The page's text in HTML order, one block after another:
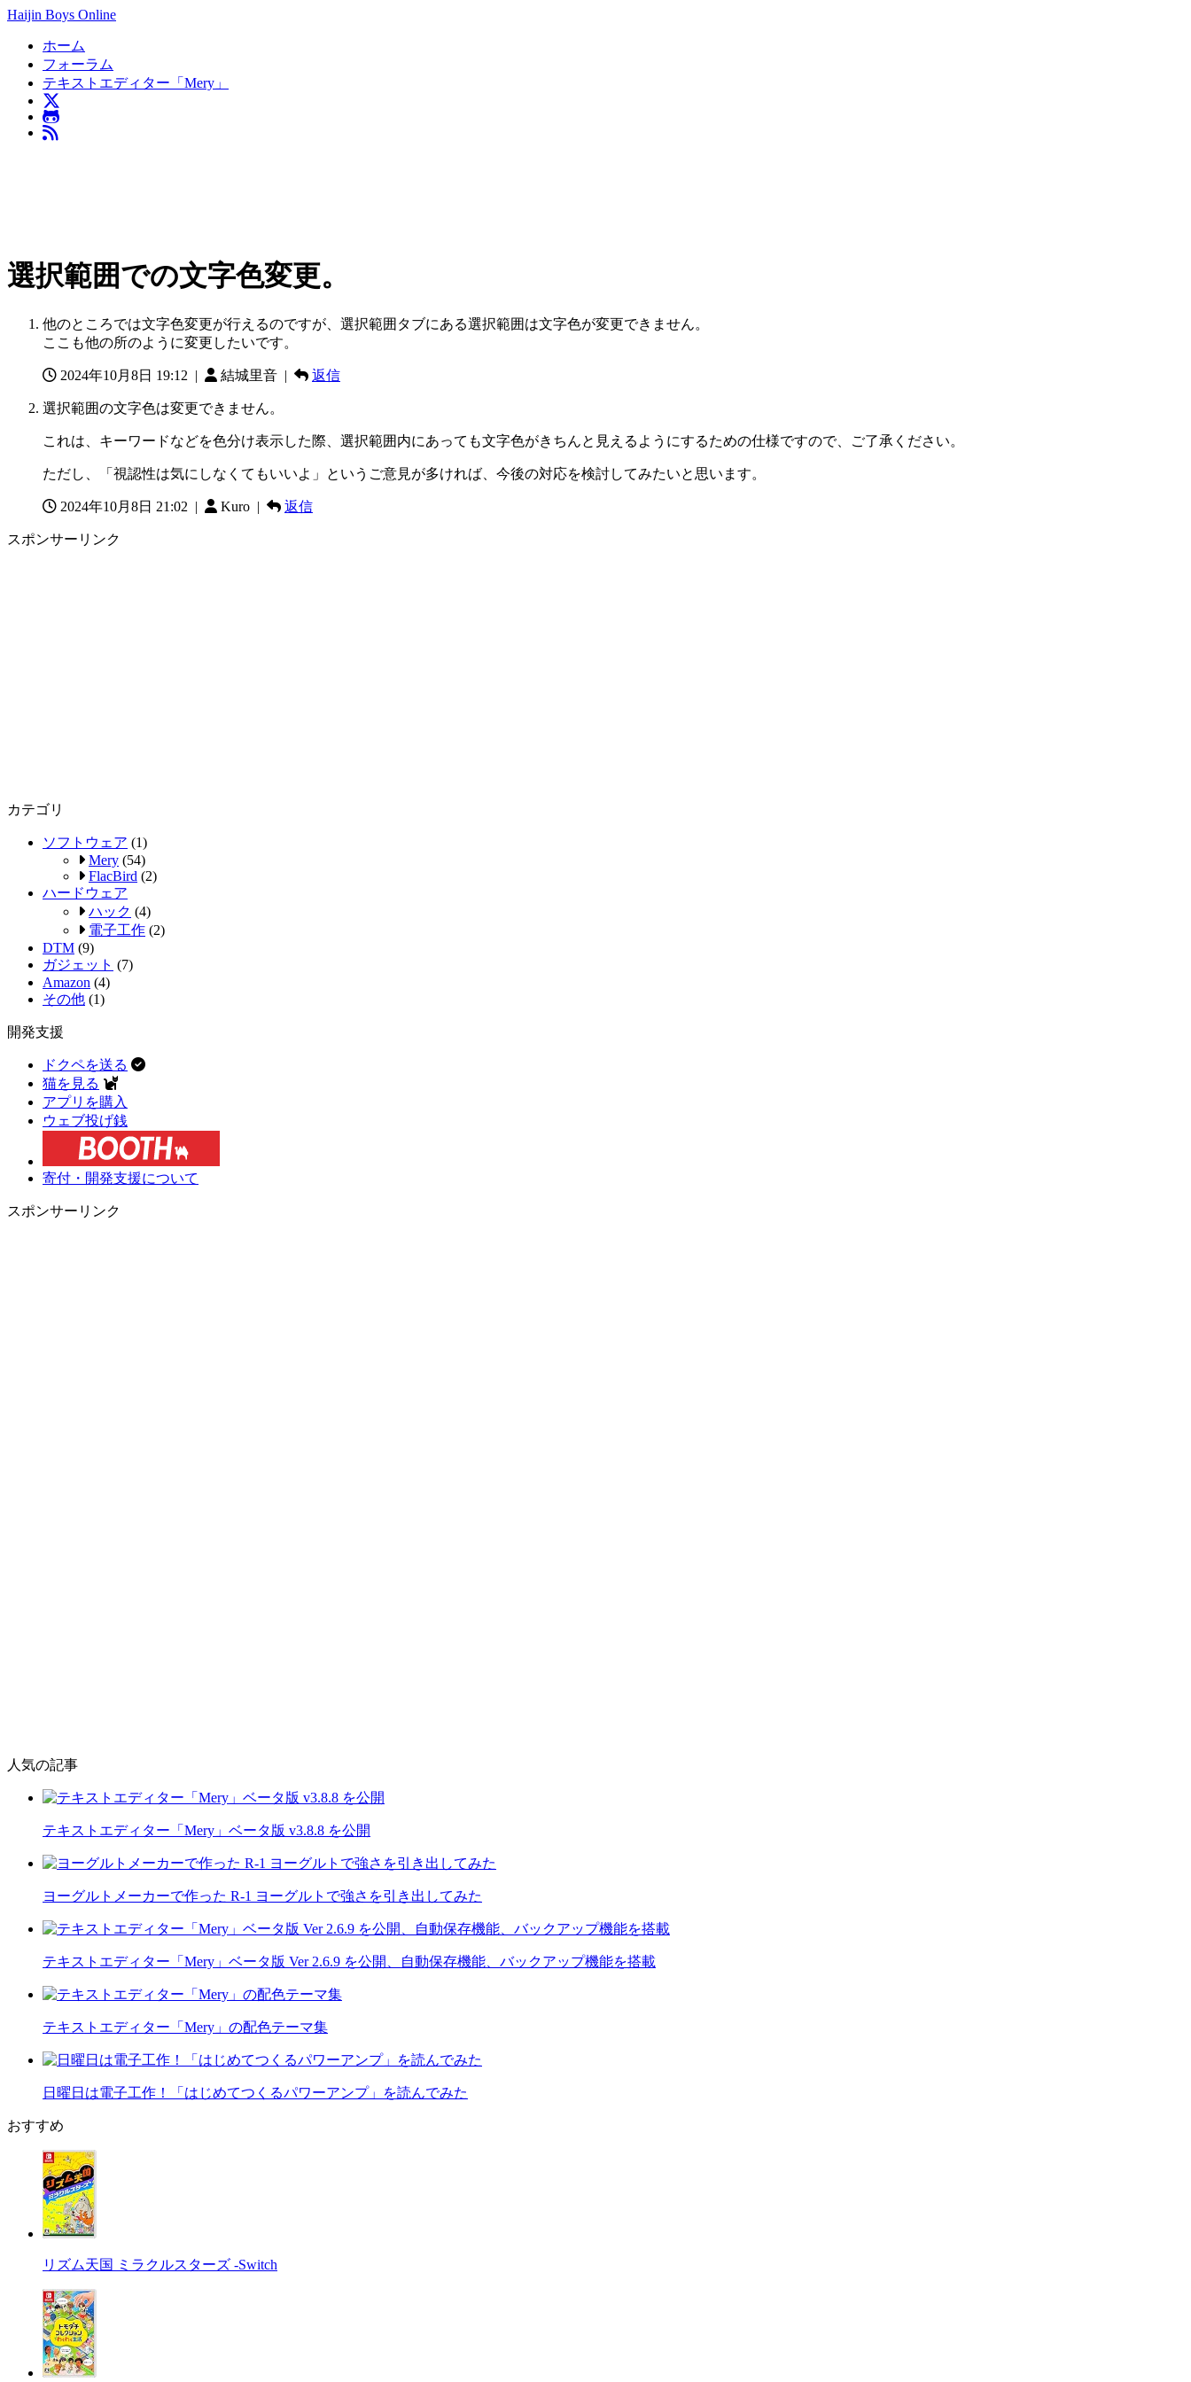
Haijin Boys Online
ホーム
フォーラム
テキストエディター「Mery」
選択範囲での文字色変更。
他のところでは文字色変更が行えるのですが、選択範囲タブにある選択範囲は文字色が変更できません。
ここも他の所のように変更したいです。
2024年10月8日 19:12 | 結城里音 | 返信
選択範囲の文字色は変更できません。
これは、キーワードなどを色分け表示した際、選択範囲内にあっても文字色がきちんと見えるようにするための仕様ですので、ご了承ください。
ただし、「視認性は気にしなくてもいいよ」というご意見が多ければ、今後の対応を検討してみたいと思います。
2024年10月8日 21:02 | Kuro | 返信
スポンサーリンク
カテゴリ
ソフトウェア (1)
Mery (54)
FlacBird (2)
ハードウェア
ハック (4)
電子工作 (2)
DTM (9)
ガジェット (7)
Amazon (4)
その他 (1)
開発支援
ドクペを送る
猫を見る
アプリを購入
ウェブ投げ銭
寄付・開発支援について
スポンサーリンク
人気の記事
テキストエディター「Mery」ベータ版 v3.8.8 を公開
ヨーグルトメーカーで作った R-1 ヨーグルトで強さを引き出してみた
テキストエディター「Mery」ベータ版 Ver 2.6.9 を公開、自動保存機能、バックアップ機能を搭載
テキストエディター「Mery」の配色テーマ集
日曜日は電子工作！「はじめてつくるパワーアンプ」を読んでみた
おすすめ
リズム天国 ミラクルスターズ -Switch